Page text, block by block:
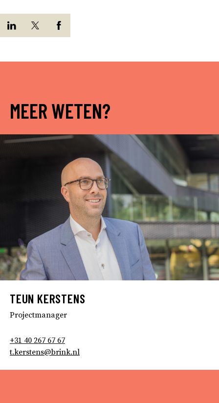
MEER WETEN?
TEUN KERSTENS
Projectmanager
+31 40 267 67 67
t.kerstens@brink.nl